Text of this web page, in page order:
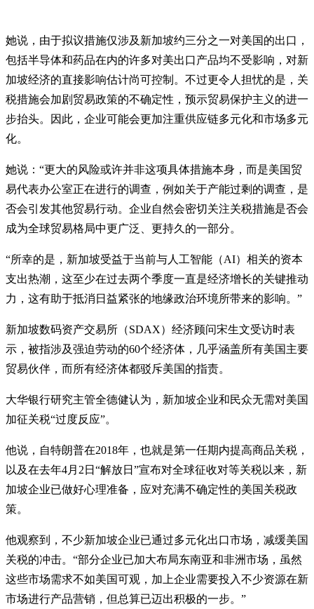
她说，由于拟议措施仅涉及新加坡约三分之一对美国的出口，
包括半导体和药品在内的许多对美出口产品均不受影响，对新
加坡经济的直接影响估计尚可控制。不过更令人担忧的是，关
税措施会加剧贸易政策的不确定性，预示贸易保护主义的进一
步抬头。因此，企业可能会更加注重供应链多元化和市场多元
化。
她说：“更大的风险或许并非这项具体措施本身，而是美国贸
易代表办公室正在进行的调查，例如关于产能过剩的调查，是
否会引发其他贸易行动。企业自然会密切关注关税措施是否会
成为全球贸易格局中更广泛、更持久的一部分。
“所幸的是，新加坡受益于当前与人工智能（AI）相关的资本
支出热潮，这至少在过去两个季度一直是经济增长的关键推动
力，这有助于抵消日益紧张的地缘政治环境所带来的影响。”
新加坡数码资产交易所（SDAX）经济顾问宋生文受访时表
示，被指涉及强迫劳动的60个经济体，几乎涵盖所有美国主要
贸易伙伴，而所有经济体都驳斥美国的指责。
大华银行研究主管全德健认为，新加坡企业和民众无需对美国
加征关税“过度反应”。
他说，自特朗普在2018年，也就是第一任期内提高商品关税，
以及在去年4月2日“解放日”宣布对全球征收对等关税以来，新
加坡企业已做好心理准备，应对充满不确定性的美国关税政
策。
他观察到，不少新加坡企业已通过多元化出口市场，减缓美国
关税的冲击。“部分企业已加大布局东南亚和非洲市场，虽然
这些市场需求不如美国可观，加上企业需要投入不少资源在新
市场进行产品营销，但总算已迈出积极的一步。”